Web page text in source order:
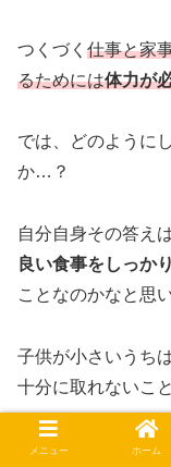
つくづく 仕事と家
るためには体力が
では、どのように
か…？
自分自身その答え
良い食事をしっか
ことなのかなと思
子供が小さいうち
十分に取れないこ
そんな中でも 自分
メニュー ホーム